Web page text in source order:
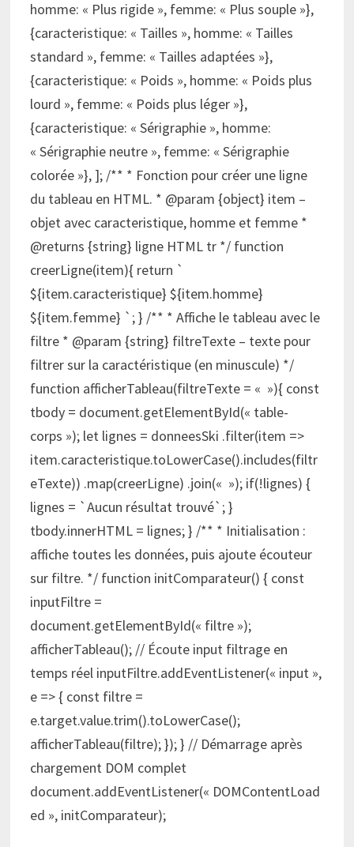
homme: « Plus rigide », femme: « Plus souple »},
{caracteristique: « Tailles », homme: « Tailles
standard », femme: « Tailles adaptées »},
{caracteristique: « Poids », homme: « Poids plus
lourd », femme: « Poids plus léger »},
{caracteristique: « Sérigraphie », homme:
« Sérigraphie neutre », femme: « Sérigraphie
colorée »}, ]; /** * Fonction pour créer une ligne
du tableau en HTML. * @param {object} item –
objet avec caracteristique, homme et femme *
@returns {string} ligne HTML tr */ function
creerLigne(item){ return `
${item.caracteristique} ${item.homme}
${item.femme} `; } /** * Affiche le tableau avec le
filtre * @param {string} filtreTexte – texte pour
filtrer sur la caractéristique (en minuscule) */
function afficherTableau(filtreTexte = « »){ const
tbody = document.getElementById(« table-
corps »); let lignes = donneesSki .filter(item =>
item.caracteristique.toLowerCase().includes(filtr
eTexte)) .map(creerLigne) .join(« »); if(!lignes) {
lignes = `Aucun résultat trouvé`; }
tbody.innerHTML = lignes; } /** * Initialisation :
affiche toutes les données, puis ajoute écouteur
sur filtre. */ function initComparateur() { const
inputFiltre =
document.getElementById(« filtre »);
afficherTableau(); // Écoute input filtrage en
temps réel inputFiltre.addEventListener(« input »,
e => { const filtre =
e.target.value.trim().toLowerCase();
afficherTableau(filtre); }); } // Démarrage après
chargement DOM complet
document.addEventListener(« DOMContentLoad
ed », initComparateur);